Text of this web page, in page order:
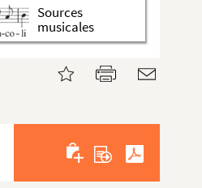
Sources
musicales